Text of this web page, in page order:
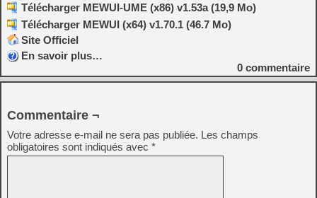
Télécharger MEWUI-UME (x86) v1.53a (19,9 Mo)
Télécharger MEWUI (x64) v1.70.1 (46.7 Mo)
Site Officiel
En savoir plus…
0 commentaire
Commentaire ¬
Votre adresse e-mail ne sera pas publiée. Les champs
obligatoires sont indiqués avec *